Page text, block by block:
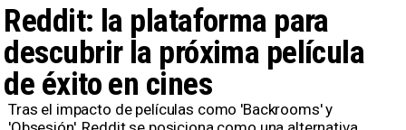
Reddit: la plataforma para
descubrir la próxima película
de éxito en cines
Tras el impacto de películas como 'Backrooms' y